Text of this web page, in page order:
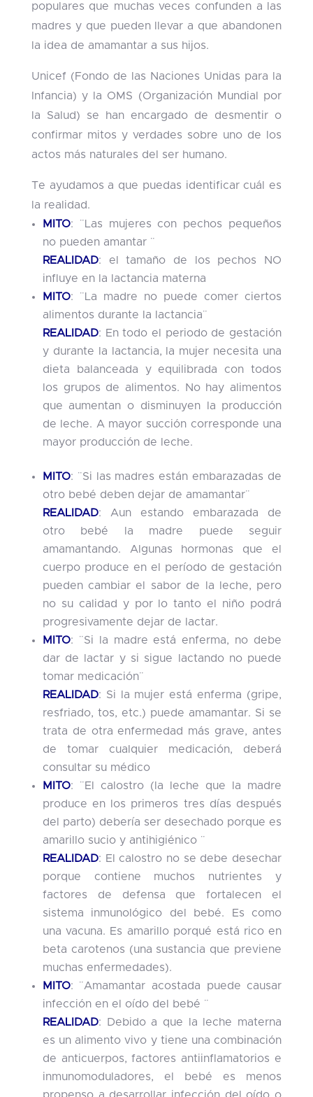
populares que muchas veces confunden a las
madres y que pueden llevar a que abandonen
la idea de amamantar a sus hijos.
Unicef (Fondo de las Naciones Unidas para la
Infancia) y la OMS (Organización Mundial por
la Salud) se han encargado de desmentir o
confirmar mitos y verdades sobre uno de los
actos más naturales del ser humano.
Te ayudamos a que puedas identificar cuál es
la realidad.
MITO: ¨Las mujeres con pechos pequeños
no pueden amantar ¨
REALIDAD: el tamaño de los pechos NO
influye en la lactancia materna
MITO: ¨La madre no puede comer ciertos
alimentos durante la lactancia¨
REALIDAD: En todo el periodo de gestación
y durante la lactancia, la mujer necesita una
dieta balanceada y equilibrada con todos
los grupos de alimentos. No hay alimentos
que aumentan o disminuyen la producción
de leche. A mayor succión corresponde una
mayor producción de leche.
MITO: ¨Si las madres están embarazadas de
otro bebé deben dejar de amamantar¨
REALIDAD: Aun estando embarazada de
otro bebé la madre puede seguir
amamantando. Algunas hormonas que el
cuerpo produce en el período de gestación
pueden cambiar el sabor de la leche, pero
no su calidad y por lo tanto el niño podrá
progresivamente dejar de lactar.
MITO: ¨Si la madre está enferma, no debe
dar de lactar y si sigue lactando no puede
tomar medicación¨
REALIDAD: Si la mujer está enferma (gripe,
resfriado, tos, etc.) puede amamantar. Si se
trata de otra enfermedad más grave, antes
de tomar cualquier medicación, deberá
consultar su médico
MITO: ¨El calostro (la leche que la madre
produce en los primeros tres días después
del parto) debería ser desechado porque es
amarillo sucio y antihigiénico ¨
REALIDAD: El calostro no se debe desechar
porque contiene muchos nutrientes y
factores de defensa que fortalecen el
sistema inmunológico del bebé. Es como
una vacuna. Es amarillo porqué está rico en
beta carotenos (una sustancia que previene
muchas enfermedades).
MITO: ¨Amamantar acostada puede causar
infección en el oído del bebé ¨
REALIDAD: Debido a que la leche materna
es un alimento vivo y tiene una combinación
de anticuerpos, factores antiinflamatorios e
inmunomoduladores, el bebé es menos